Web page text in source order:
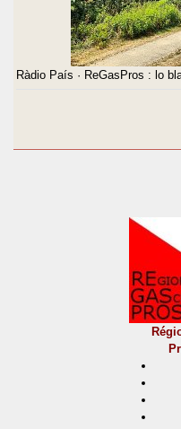
Ràdio País · ReGasPros : lo